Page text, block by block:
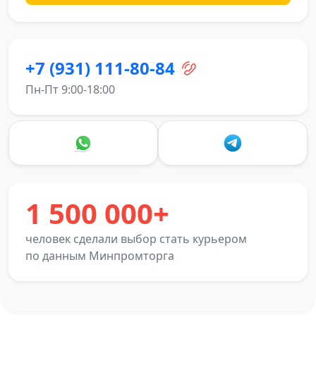
+7 (931) 111-80-84
Пн-Пт 9:00-18:00
1 500 000+
человек сделали выбор стать курьером
по данным Минпромторга